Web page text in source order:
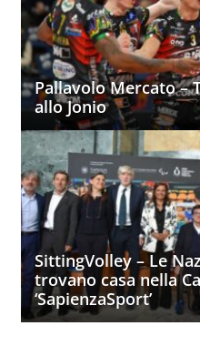
Pallavolo Mercato –
allo Jonio
SittingVolley – Le
trovano casa nella
‘SapienzaSport’